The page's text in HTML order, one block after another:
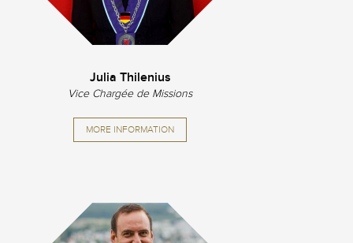
Julia Thilenius
Vice Chargée de Missions
MORE INFORMATION